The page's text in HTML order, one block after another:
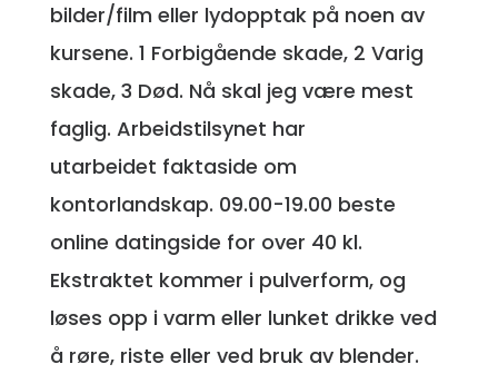
bilder/film eller lydopptak på noen av
kursene. 1 Forbigående skade, 2 Varig
skade, 3 Død. Nå skal jeg være mest
faglig. Arbeidstilsynet har
utarbeidet faktaside om
kontorlandskap. 09.00-19.00 beste
online datingside for over 40 kl.
Ekstraktet kommer i pulverform, og
løses opp i varm eller lunket drikke ved
å røre, riste eller ved bruk av blender.